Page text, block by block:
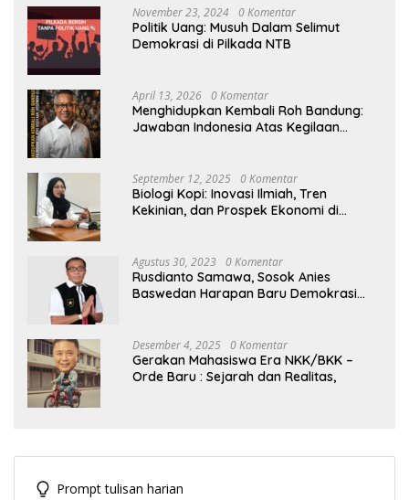
November 23, 2024 0 Komentar
Politik Uang: Musuh Dalam Selimut
Demokrasi di Pilkada NTB
April 13, 2026 0 Komentar
Menghidupkan Kembali Roh Bandung:
Jawaban Indonesia Atas Kegilaan
September 12, 2025 0 Komentar
Biologi Kopi: Inovasi Ilmiah, Tren
Kekinian, dan Prospek Ekonomi di
Agustus 30, 2023 0 Komentar
Rusdianto Samawa, Sosok Anies
Baswedan Harapan Baru Demokrasi
Desember 4, 2025 0 Komentar
Gerakan Mahasiswa Era NKK/BKK –
Orde Baru : Sejarah dan Realitas,
Prompt tulisan harian